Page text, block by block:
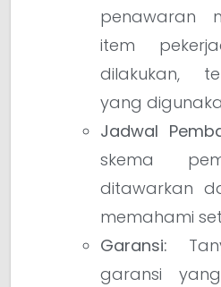
penawaran
item
dilakukan,
yang
Jadwal
skema
ditawarkan
memahami
Garansi:
garansi